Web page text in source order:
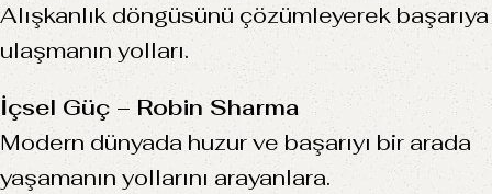
Alışkanlık döngüsünü çözümleyerek başarıya
ulaşmanın yolları.
İçsel Güç – Robin Sharma
Modern dünyada huzur ve başarıyı bir arada
yaşamanın yollarını arayanlara.